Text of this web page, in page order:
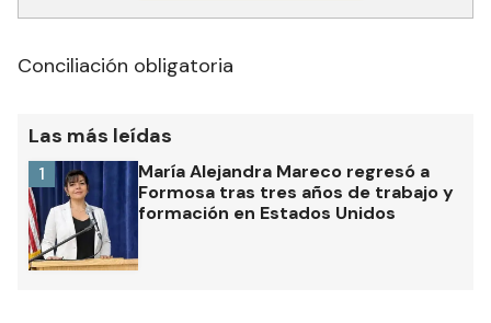
Conciliación obligatoria
Las más leídas
María Alejandra Mareco regresó a
Formosa tras tres años de trabajo y
formación en Estados Unidos
1